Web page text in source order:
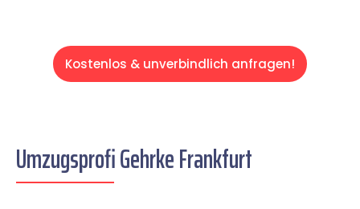
Kostenlos & unverbindlich anfragen!
Umzugsprofi Gehrke Frankfurt